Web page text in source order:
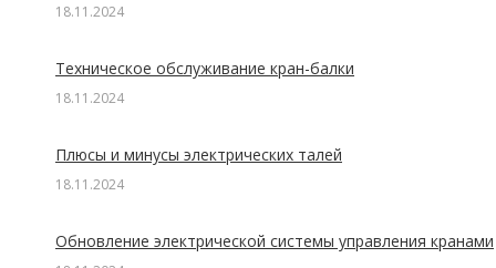
18.11.2024
Техническое обслуживание кран-балки
18.11.2024
Плюсы и минусы электрических талей
18.11.2024
Обновление электрической системы управления кранами